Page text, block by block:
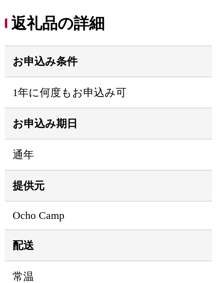
返礼品の詳細
お申込み条件
1年に何度もお申込み可
お申込み期日
通年
提供元
Ocho Camp
配送
常温